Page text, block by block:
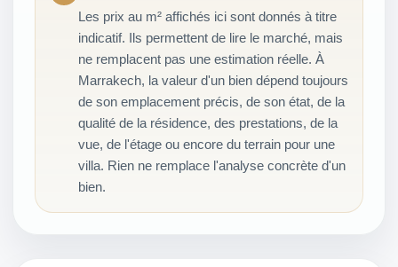
Les prix au m² affichés ici sont donnés à titre
indicatif. Ils permettent de lire le marché, mais
ne remplacent pas une estimation réelle. À
Marrakech, la valeur d'un bien dépend toujours
de son emplacement précis, de son état, de la
qualité de la résidence, des prestations, de la
vue, de l'étage ou encore du terrain pour une
villa. Rien ne remplace l'analyse concrète d'un
bien.